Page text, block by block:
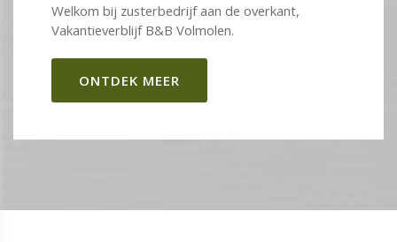
Welkom bij zusterbedrijf aan de overkant,
Vakantieverblijf B&B Volmolen.
ONTDEK MEER